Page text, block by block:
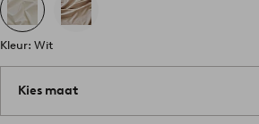
Kleur: Wit
Kies maat